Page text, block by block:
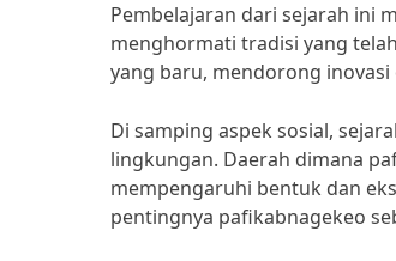
Pembelajaran dari sejarah ini
menghormati tradisi yang
yang baru, mendorong
Di samping aspek sosial,
lingkungan. Daerah dimana
mempengaruhi bentuk dan
pentingnya pafikabnagekeo